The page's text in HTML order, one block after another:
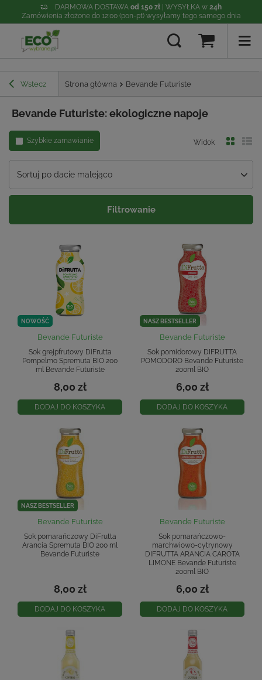
DARMOWA DOSTAWA od 150 zł | WYSYŁKA w 24h
Zamówienia złożone do 12:00 (pon-pt) wysyłamy tego samego dnia
Wstecz Strona główna Bevande Futuriste
Bevande Futuriste: ekologiczne napoje
Szybkie zamawianie
Sortuj po dacie malejąco
Widok
Filtrowanie
NOWOŚĆ
Bevande Futuriste
Sok grejpfrutowy DiFrutta
Pompelmo Spremuta BIO 200
ml Bevande Futuriste
8,00 zł
DODAJ DO KOSZYKA
NASZ BESTSELLER
Bevande Futuriste
Sok pomidorowy DIFRUTTA
POMODORO Bevande Futuriste
200ml BIO
6,00 zł
DODAJ DO KOSZYKA
NASZ BESTSELLER
Bevande Futuriste
Sok pomarańczowy DiFrutta
Arancia Spremuta BIO 200 ml
Bevande Futuriste
8,00 zł
DODAJ DO KOSZYKA
Bevande Futuriste
Sok pomarańczowo-
marchwiowo-cytrynowy
DIFRUTTA ARANCIA CAROTA
LIMONE Bevande Futuriste
200ml BIO
6,00 zł
DODAJ DO KOSZYKA